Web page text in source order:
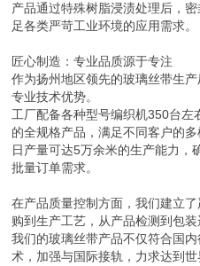
产品通过特殊树脂浸渍处理后，
足各类严苛工业环境的应用需求。
匠心制造：专业品质源于专注
作为扬州地区领先的玻璃丝带生
专业技术优势。
工厂配备各种型号编织机350台
的全规格产品，满足不同客户的多
日产量可达5万余米的生产能力，
批量订单需求。
在产品质量控制方面，我们建立
购到生产工艺，从产品检测到包
我们的玻璃丝带产品不仅符合国
术，加强与国际接轨，力求达到世